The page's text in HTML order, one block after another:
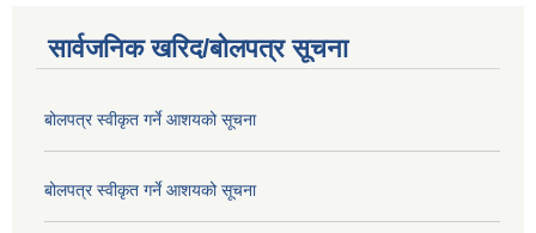
सार्वजनिक खरिद/बोलपत्र सूचना
बोलपत्र स्वीकृत गर्ने आशयको सूचना
बोलपत्र स्वीकृत गर्ने आशयको सूचना